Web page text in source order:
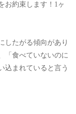
お約束します！1ヶ
したがる傾向があり
「食べていないのに
込まれていると言う